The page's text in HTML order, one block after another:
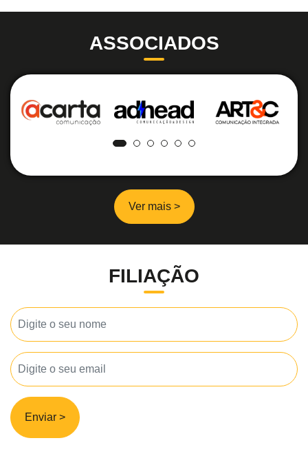
ASSOCIADOS
Ver mais >
FILIAÇÃO
Enviar >